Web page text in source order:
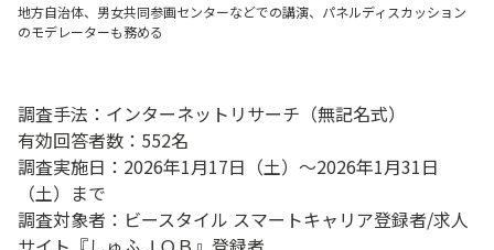
地方自治体、男女共同参画センターなどでの講演、パネルディスカッション
のモデレーターも務める
調査手法：インターネットリサーチ（無記名式）
有効回答者数：552名
調査実施日：2026年1月17日（土）～2026年1月31日
（土）まで
調査対象者：ビースタイル スマートキャリア登録者/求人